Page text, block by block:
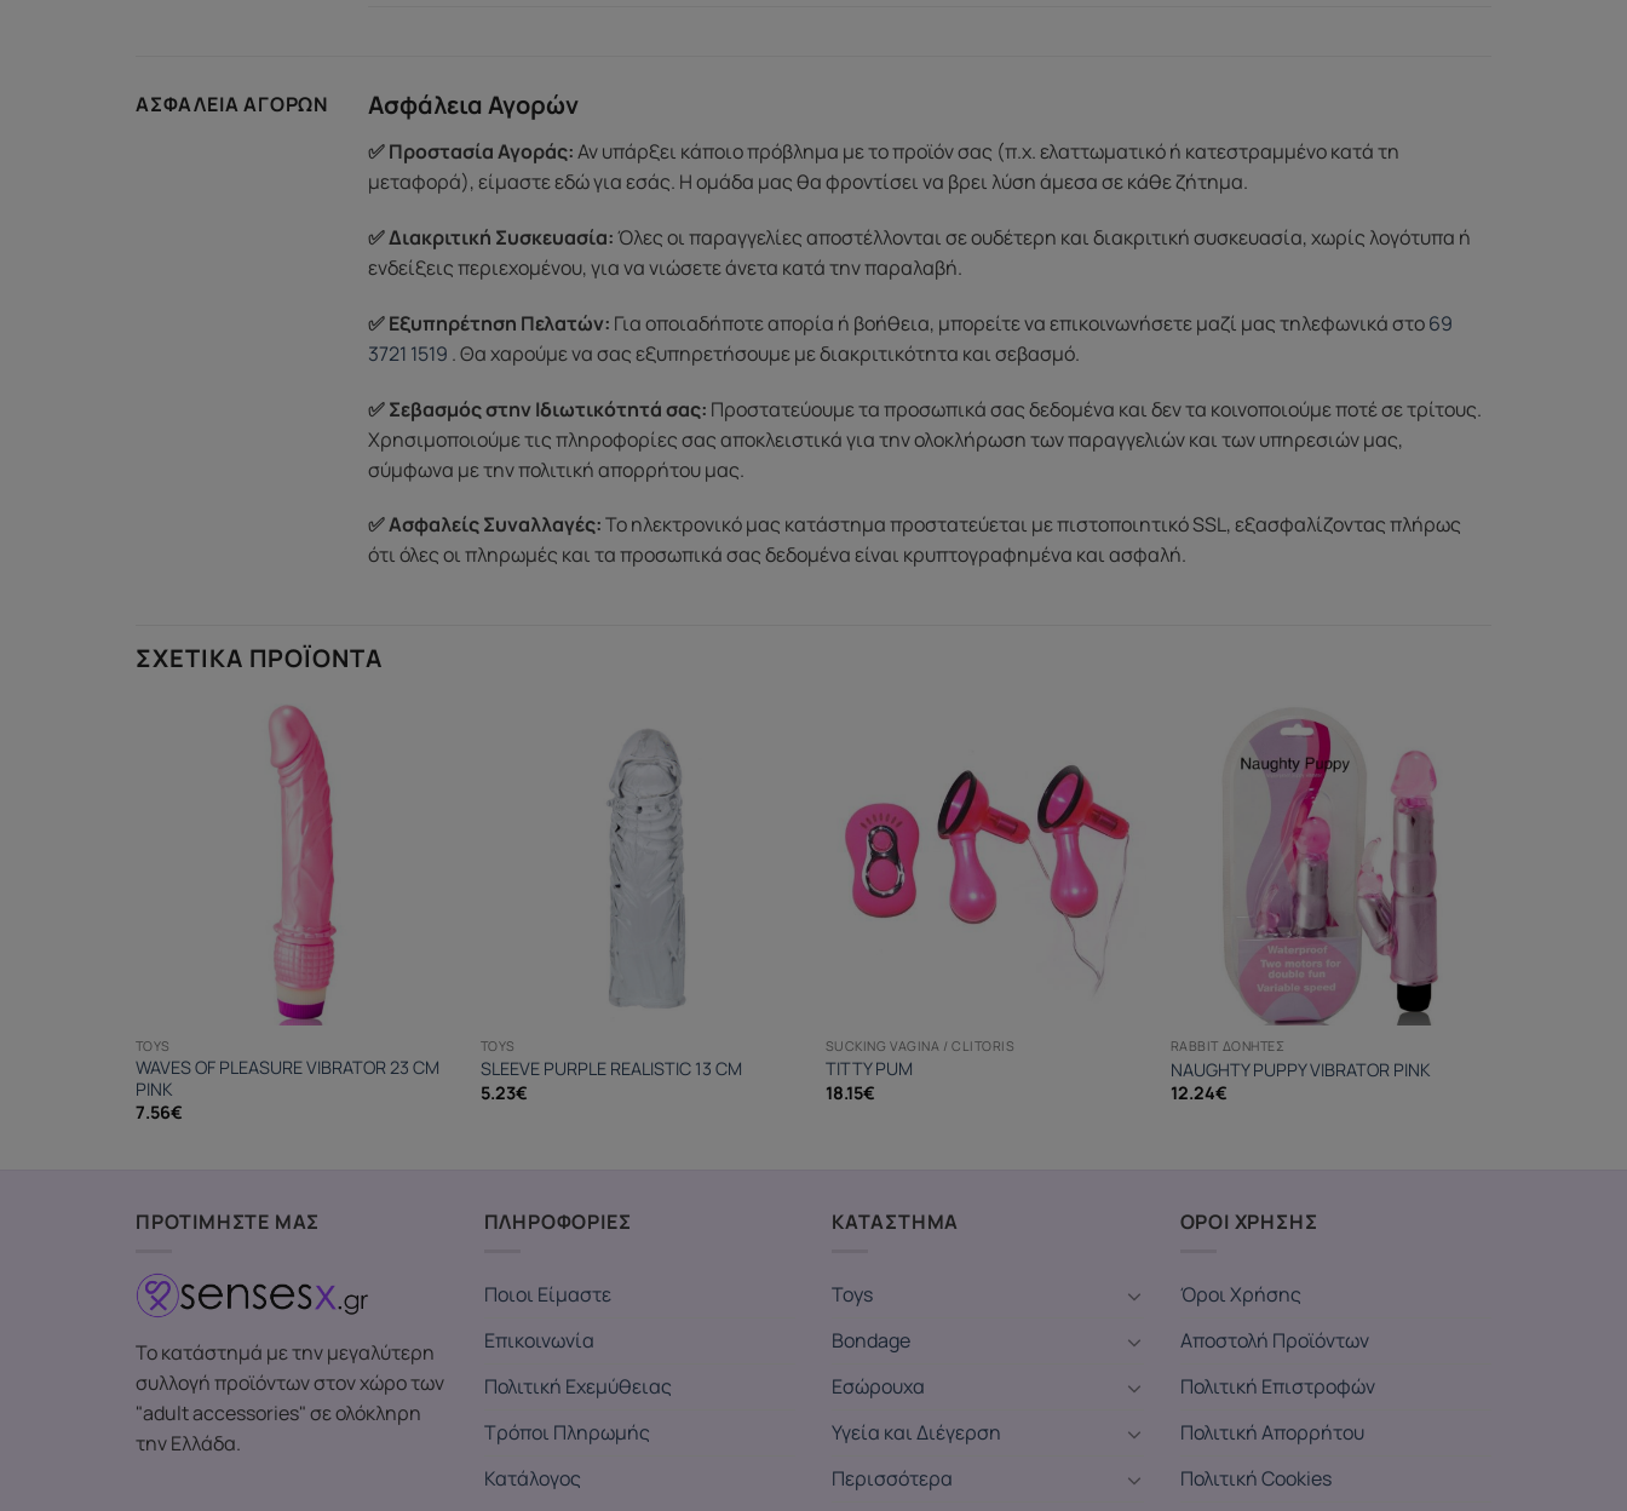
ΑΣΦΆΛΕΙΑ ΑΓΟΡΏΝ Ασφάλεια Αγορών
✅ Προστασία Αγοράς:Αν υπάρξει κάποιο πρόβλημα με το προϊόν σας (π.χ. ελαττωματικό ή κατεστραμμένο κατά τη
μεταφορά), είμαστε εδώ για εσάς. Η ομάδα μας θα φροντίσει να βρει λύση άμεσα σε κάθε ζήτημα.
✅ Διακριτική Συσκευασία:Όλες οι παραγγελίες αποστέλλονται σε ουδέτερη και διακριτική συσκευασία, χωρίς λογότυπα ή
ενδείξεις περιεχομένου, για να νιώσετε άνετα κατά την παραλαβή.
✅ Εξυπηρέτηση Πελατών: Για οποιαδήποτε απορία ή βοήθεια, μπορείτε να επικοινωνήσετε μαζί μας τηλεφωνικά στο69
3721 1519 . Θα χαρούμε να σας εξυπηρετήσουμε με διακριτικότητα και σεβασμό.
✅ Σεβασμός στην Ιδιωτικότητά σας: Προστατεύουμε τα προσωπικά σας δεδομένα και δεν τα κοινοποιούμε ποτέ σε τρίτους.
Χρησιμοποιούμε τις πληροφορίες σας αποκλειστικά για την ολοκλήρωση των παραγγελιών και των υπηρεσιών μας,
σύμφωνα με την πολιτική απορρήτου μας.
✅ Ασφαλείς Συναλλαγές:Το ηλεκτρονικό μας κατάστημα προστατεύεται με πιστοποιητικό SSL, εξασφαλίζοντας πλήρως
ότι όλες οι πληρωμές και τα προσωπικά σας δεδομένα είναι κρυπτογραφημένα και ασφαλή.
ΣΧΕΤΙΚΆ ΠΡΟΪΌΝΤΑ
TOYS
WAVES OF PLEASURE VIBRATOR 23 CM
PINK
7.56€
TOYS
SLEEVE PURPLE REALISTIC 13 CM
5.23€
SUCKING VAGINA / CLITORIS
TITTY PUM
18.15€
RABBIT ΔΟΝΗΤΈΣ
NAUGHTY PUPPY VIBRATOR PINK
12.24€
ΠΡΟΤΙΜΗΣΤΕ ΜΑΣ
Το κατάστημά με την μεγαλύτερη
συλλογή προϊόντων στον χώρο των
"adult accessories" σε ολόκληρη
την Ελλάδα.
ΠΛΗΡΟΦΟΡΙΕΣ
Ποιοι Είμαστε
Επικοινωνία
Πολιτική Εχεμύθειας
Τρόποι Πληρωμής
Κατάλογος
ΚΑΤΑΣΤΗΜΑ
Toys
Bondage
Εσώρουχα
Υγεία και Διέγερση
Περισσότερα
ΟΡΟΙ ΧΡΗΣΗΣ
Όροι Χρήσης
Αποστολή Προϊόντων
Πολιτική Επιστροφών
Πολιτική Απορρήτου
Πολιτική Cookies